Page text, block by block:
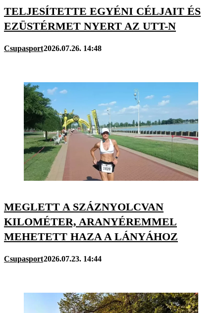
TELJESÍTETTE EGYÉNI CÉLJAIT ÉS
EZÜSTÉRMET NYERT AZ UTT-N
Csupasport2026.07.26. 14:48
MEGLETT A SZÁZNYOLCVAN
KILOMÉTER, ARANYÉREMMEL
MEHETETT HAZA A LÁNYÁHOZ
Csupasport2026.07.23. 14:44